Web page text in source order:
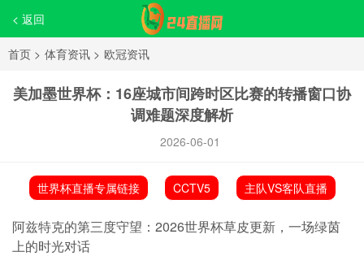
< 返回
首页 > 体育资讯 > 欧冠资讯
美加墨世界杯：16座城市间跨时区比赛的转播窗口协
调难题深度解析
2026-06-01
世界杯直播专属链接 CCTV5 主队VS客队直播
阿兹特克的第三度守望：2026世界杯草皮更新，一场绿茵
上的时光对话